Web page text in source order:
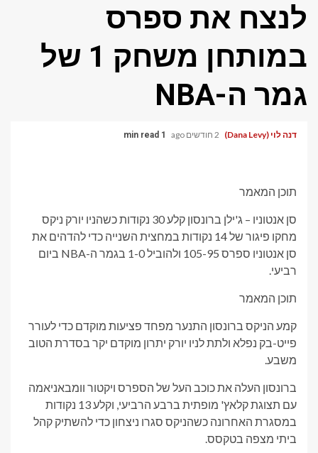
לנצח את ספרס
במותחן משחק 1 של
גמר ה-NBA
דנה לוי (Dana Levy) 2 חודשים ago 1 min read
תוכן המאמר
סן אנטוניו – ג'ילן ברונסון קלע 30 נקודות כשהניו יורק ניקס
מחקו פיגור של 14 נקודות במחצית השנייה כדי להדהים את
סן אנטוניו ספרס 105-95 ולהוביל 1-0 בגמר ה-NBA ביום
רביעי.
תוכן המאמר
קמע הניקס ברונסון התנער מפחד פציעות מוקדם כדי לעורר
פייט-בק נפלא ולתת לניו יורק יתרון מוקדם יקר בסדרת הטוב
משבע.
ברונסון העלה את כוכב העל של הספרס ויקטור וומבאניאמה
עם תצוגת קלאץ' מופתית ברבע הרביעי, וקלע 13 נקודות
במסגרת האחרונה כשהניקס סגרו ניצחון כדי להשתיק קהל
ביתי מצפה בטקסס.